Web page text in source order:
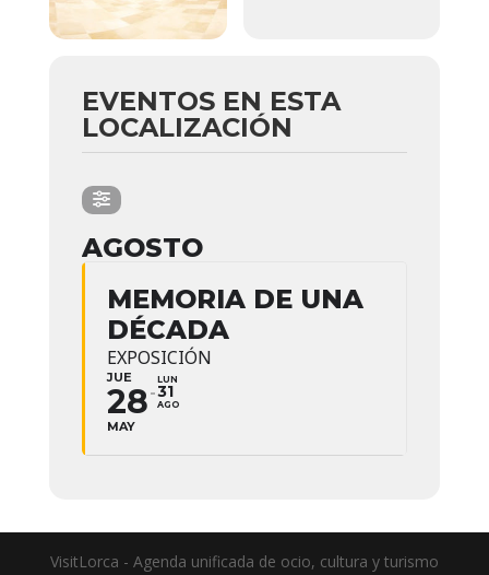
EVENTOS EN ESTA
LOCALIZACIÓN
AGOSTO
MEMORIA DE UNA
DÉCADA
EXPOSICIÓN
JUE
28
MAY
LUN
31
AGO
VisitLorca - Agenda unificada de ocio, cultura y turismo